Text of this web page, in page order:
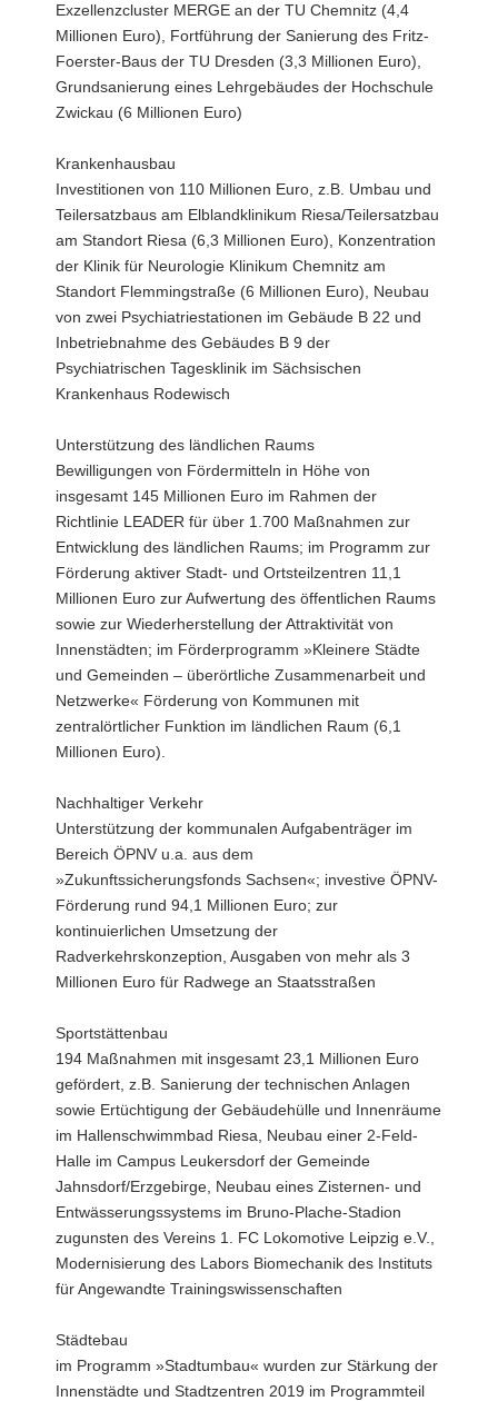
Exzellenzcluster MERGE an der TU Chemnitz (4,4
Millionen Euro), Fortführung der Sanierung des Fritz-
Foerster-Baus der TU Dresden (3,3 Millionen Euro),
Grundsanierung eines Lehrgebäudes der Hochschule
Zwickau (6 Millionen Euro)
Krankenhausbau
Investitionen von 110 Millionen Euro, z.B. Umbau und
Teilersatzbaus am Elblandklinikum Riesa/Teilersatzbau
am Standort Riesa (6,3 Millionen Euro), Konzentration
der Klinik für Neurologie Klinikum Chemnitz am
Standort Flemmingstraße (6 Millionen Euro), Neubau
von zwei Psychiatriestationen im Gebäude B 22 und
Inbetriebnahme des Gebäudes B 9 der
Psychiatrischen Tagesklinik im Sächsischen
Krankenhaus Rodewisch
Unterstützung des ländlichen Raums
Bewilligungen von Fördermitteln in Höhe von
insgesamt 145 Millionen Euro im Rahmen der
Richtlinie LEADER für über 1.700 Maßnahmen zur
Entwicklung des ländlichen Raums; im Programm zur
Förderung aktiver Stadt- und Ortsteilzentren 11,1
Millionen Euro zur Aufwertung des öffentlichen Raums
sowie zur Wiederherstellung der Attraktivität von
Innenstädten; im Förderprogramm »Kleinere Städte
und Gemeinden – überörtliche Zusammenarbeit und
Netzwerke« Förderung von Kommunen mit
zentralörtlicher Funktion im ländlichen Raum (6,1
Millionen Euro).
Nachhaltiger Verkehr
Unterstützung der kommunalen Aufgabenträger im
Bereich ÖPNV u.a. aus dem
»Zukunftssicherungsfonds Sachsen«; investive ÖPNV-
Förderung rund 94,1 Millionen Euro; zur
kontinuierlichen Umsetzung der
Radverkehrskonzeption, Ausgaben von mehr als 3
Millionen Euro für Radwege an Staatsstraßen
Sportstättenbau
194 Maßnahmen mit insgesamt 23,1 Millionen Euro
gefördert, z.B. Sanierung der technischen Anlagen
sowie Ertüchtigung der Gebäudehülle und Innenräume
im Hallenschwimmbad Riesa, Neubau einer 2-Feld-
Halle im Campus Leukersdorf der Gemeinde
Jahnsdorf/Erzgebirge, Neubau eines Zisternen- und
Entwässerungssystems im Bruno-Plache-Stadion
zugunsten des Vereins 1. FC Lokomotive Leipzig e.V.,
Modernisierung des Labors Biomechanik des Instituts
für Angewandte Trainingswissenschaften
Städtebau
im Programm »Stadtumbau« wurden zur Stärkung der
Innenstädte und Stadtzentren 2019 im Programmteil